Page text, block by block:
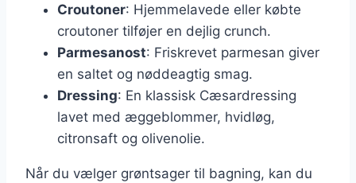
Croutoner: Hjemmelavede eller købte
croutoner tilføjer en dejlig crunch.
Parmesanost: Friskrevet parmesan giver
en saltet og nøddeagtig smag.
Dressing: En klassisk Cæsardressing
lavet med æggeblommer, hvidløg,
citronsaft og olivenolie.
Når du vælger grøntsager til bagning, kan du